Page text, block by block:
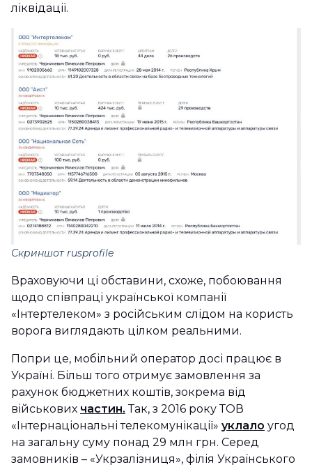
ліквідації.
Скриншот rusprofile
Враховуючи ці обставини, схоже, побоювання
щодо співпраці української компанії
«Інтертелеком» з російським слідом на користь
ворога виглядають цілком реальними.
Попри це, мобільний оператор досі працює в
Україні. Більш того отримує замовлення за
рахунок бюджетних коштів, зокрема від
військових частин. Так, з 2016 року ТОВ
«Інтернаціональні телекомунікації» уклало угод
на загальну суму понад 29 млн грн. Серед
замовників – «Укрзалізниця», філія Українського